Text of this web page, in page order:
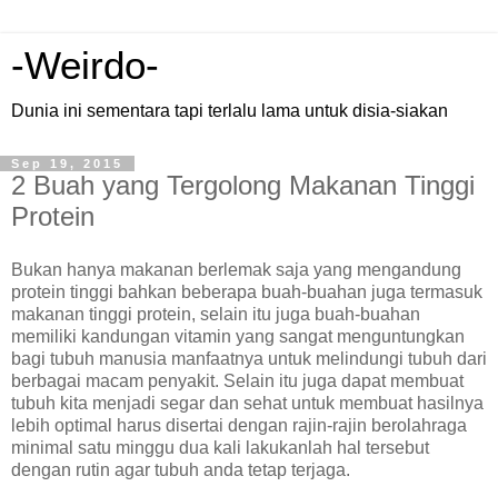
-Weirdo-
Dunia ini sementara tapi terlalu lama untuk disia-siakan
Sep 19, 2015
2 Buah yang Tergolong Makanan Tinggi
Protein
Bukan hanya makanan berlemak saja yang mengandung
protein tinggi bahkan beberapa buah-buahan juga termasuk
makanan tinggi protein, selain itu juga buah-buahan
memiliki kandungan vitamin yang sangat menguntungkan
bagi tubuh manusia manfaatnya untuk melindungi tubuh dari
berbagai macam penyakit. Selain itu juga dapat membuat
tubuh kita menjadi segar dan sehat untuk membuat hasilnya
lebih optimal harus disertai dengan rajin-rajin berolahraga
minimal satu minggu dua kali lakukanlah hal tersebut
dengan rutin agar tubuh anda tetap terjaga.